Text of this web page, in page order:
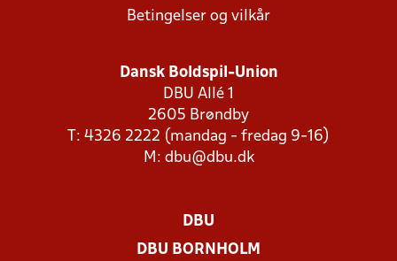
Betingelser og vilkår
Dansk Boldspil-Union
DBU Allé 1
2605 Brøndby
T: 4326 2222 (mandag - fredag 9-16)
M: dbu@dbu.dk
DBU
DBU BORNHOLM